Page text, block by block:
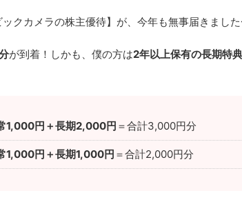
クカメラの株主優待】が、今年も無事届きました
が到着！しかも、僕の方は2年以上保有の長期特
1,000円＋長期2,000円 ＝合計3,000円分
1,000円＋長期1,000円 ＝合計2,000円分